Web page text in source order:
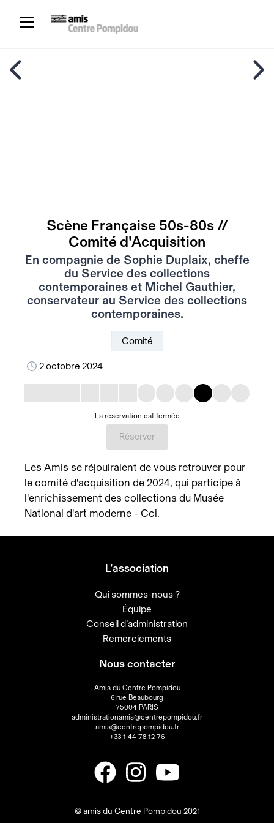
Scène Française 50s-80s //
Comité d'Acquisition
En compagnie de Sophie Duplaix, cheffe
du Service des collections
contemporaines et Michel Gauthier,
conservateur au Service des collections
contemporaines.
Comité
2 octobre 2024
La réservation est fermée
Réserver
Les Amis se réjouiraient de vous retrouver pour
le comité d'acquisition de 2024, qui participe à
l'enrichissement des collections du Musée
National d'art moderne - Cci.
L’association
Qui sommes-nous ?
Équipe
Conseil d’administration
Remerciements
Nous contacter
Amis du Centre Pompidou
6 rue Beaubourg
75004 PARIS
administrationamis@centrepompidou.fr
amis@centrepompidou.fr
+33 1 44 78 12 76
© amis du Centre Pompidou 2021